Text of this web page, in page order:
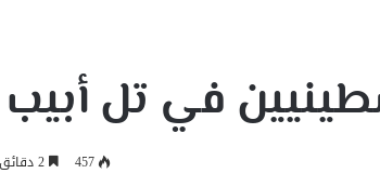
في تل أبيب
457